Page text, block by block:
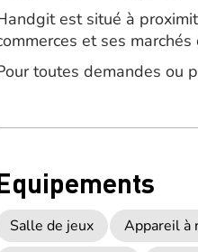
est situé à
et ses
toutes demandes ou
Salle de jeux Appareil à